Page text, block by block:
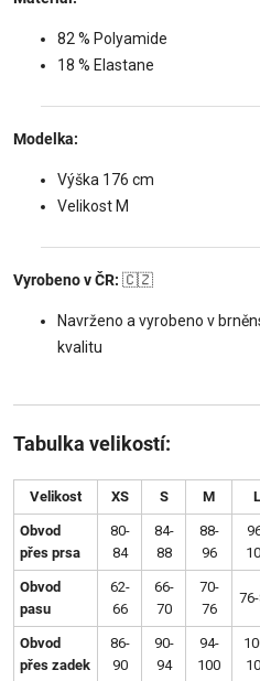
82 % Polyamide
18 % Elastane
Modelka:
Výška 176 cm
Velikost M
Vyrobeno v ČR: 🇨🇿
Navrženo a vyrobeno v
kvalitu
Tabulka velikostí:
Velikost XS S M L
Obvod
přes prsa
80-
84
84-
88
88-
96
Obvod
pasu
62-
66
66-
70
70-
76
Obvod
přes zadek
86-
90
90-
94
94-
100